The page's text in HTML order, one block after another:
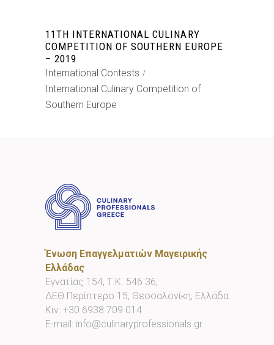
11TH INTERNATIONAL CULINARY
COMPETITION OF SOUTHERN EUROPE
– 2019
International Contests
International Culinary Competition of
Southern Europe
Ένωση Επαγγελματιών Μαγειρικής
Ελλάδας
Εγνατίας 154, Τ.Κ. 546 36,
ΔΕΘ Περίπτερο 15, Θεσσαλονίκη, Ελλάδα
Κιν: +30 6938 709 014
E-mail: info@culinaryprofessionals.gr